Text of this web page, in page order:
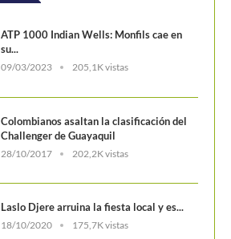
ATP 1000 Indian Wells: Monfils cae en
su...
09/03/2023 205,1K vistas
Colombianos asaltan la clasificación del
Challenger de Guayaquil
28/10/2017 202,2K vistas
Laslo Djere arruina la fiesta local y es...
18/10/2020 175,7K vistas